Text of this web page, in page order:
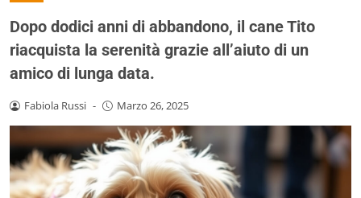
Dopo dodici anni di abbandono, il cane Tito
riacquista la serenità grazie all’aiuto di un
amico di lunga data.
Fabiola Russi - Marzo 26, 2025